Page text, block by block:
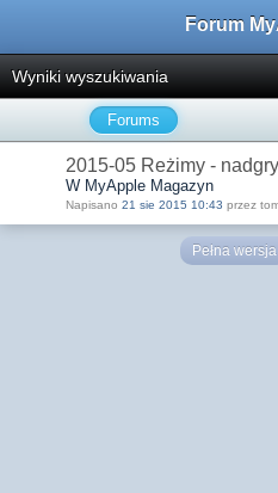
Forum
Wyniki wyszukiwania
Forums
2015-05 Reżimy -
W MyApple Magazyn
Napisano 21 sie 2015 10:43 przez
Pełna wersja